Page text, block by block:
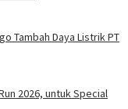
Tambah Daya Listrik PT
2026, untuk Special